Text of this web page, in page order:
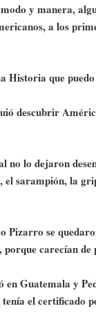
y manera,
a los
Historia que
descubrir
no lo dejaron
sarampión, la
Pizarro se
carecían de
en Guatemala y
el certificado